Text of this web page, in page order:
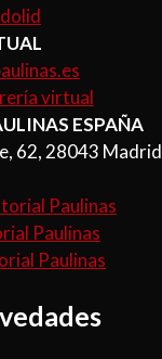
ESPAÑA
62, 28043 Madrid